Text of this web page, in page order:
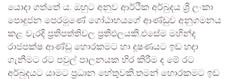
යොදා ගත්තේ ය. ඔහුට අනුව ආර්ථික අර්බුදය ශ්‍රී ලංකා
පොදුජන පෙරමුණේ ගෝඨාභයගේ ආණ්ඩුව අනුගමනය
කළ වැරදි ප්‍රතිපත්තිවල ප්‍රතිඵලයකි.එසේම මහින්ද
රාජපක්ෂ ආණ්ඩු හොරකමට හා දූෂණයට ඉඩ හදා
ගැනීමට රට පවුල් පාලනයක හිර කිරීම ද මේ රට
අර්බුදයට යාමට ප්‍රධාන හේතුවකි.තමන් හොරකමට ඉඩ